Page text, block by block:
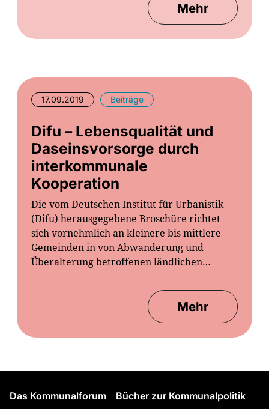
Mehr
17.09.2019 Beiträge
Difu – Lebensqualität und
Daseinsvorsorge durch
interkommunale
Kooperation
Die vom Deutschen Institut für Urbanistik
(Difu) herausgegebene Broschüre richtet
sich vornehmlich an kleinere bis mittlere
Gemeinden in von Abwanderung und
Überalterung betroffenen ländlichen…
Mehr
Das Kommunalforum
Bücher zur Kommunalpolitik